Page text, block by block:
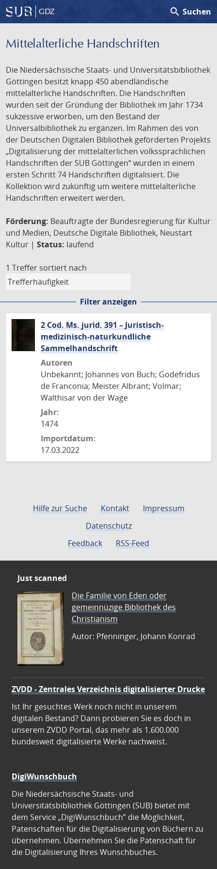
GDZ search Suchen
Mittelalterliche Handschriften
Die Niedersächsische Staats- und Universitätsbibliothek
Göttingen besitzt knapp 450 abendländische
mittelalterliche Handschriften. Die Handschriften
wurden seit der Gründung der Bibliothek im Jahr 1734
sukzessive erworben, um den Bestand der
Universalbibliothek zu ergänzen. Im Rahmen des von
der Deutschen Digitalen Bibliothek geförderten Projekts
„Digitalisierung der mittelalterlichen volkssprachlichen
Handschriften der SUB Göttingen“ wurden in einem
ersten Schritt 74 Handschriften digitalisiert. Die
Kollektion wird zukünftig um weitere mittelalterliche
Handschriften erweitert werden.
Förderung: Beauftragte der Bundesregierung für Kultur
und Medien, Deutsche Digitale Bibliothek, Neustart
Kultur | Status: laufend
1 Treffer sortiert nach
Filter anzeigen
2 Cod. Ms. jurid. 391 – Juristisch-
medizinisch-naturkundliche
Sammelhandschrift
Autoren
Unbekannt; Johannes von Buch; Godefridus
de Franconia; Meister Albrant; Volmar;
Walthisar von der Wage
Jahr:
1474
Importdatum:
17.03.2022
Hilfe zur Suche Kontakt
Impressum
Datenschutz
Feedback
RSS-Feed
Just scanned
Die Familie von Eden oder
gemeinnüzige Bibliothek des
Christianism
Autor: Pfenninger, Johann Konrad
ZVDD - Zentrales Verzeichnis digitalisierter Drucke
Ist Ihr gesuchtes Werk noch nicht in unserem
digitalen Bestand? Dann probieren Sie es doch in
unserem ZVDD Portal, das mehr als 1.600.000
bundesweit digitalisierte Werke nachweist.
DigiWunschbuch
Die Niedersächsische Staats- und
Universitätsbibliothek Göttingen (SUB) bietet mit
dem Service „DigiWunschbuch” die Möglichkeit,
Patenschaften für die Digitalisierung von Büchern zu
übernehmen. Übernehmen Sie die Patenschaft für
die Digitalisierung Ihres Wunschbuches.